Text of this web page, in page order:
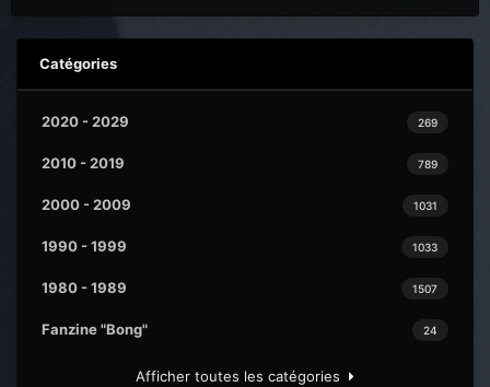
Catégories
269
2020 - 2029
789
2010 - 2019
1031
2000 - 2009
1033
1990 - 1999
1507
1980 - 1989
24
Fanzine "Bong"
Afficher toutes les catégories